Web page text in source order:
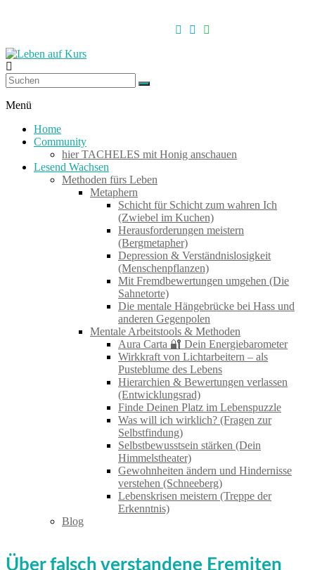
Leben
auf
Kurs
Werkzeuge
zum
Menü
Home
Community
hier TACHELES mit Honig anschauen
Lesend Wachsen
Methoden fürs Leben
Metaphern
Schicht für Schicht zum wahren Ich
(Zwiebel im Kuchen)
Herausforderungen meistern
(Bergmetapher)
Depression & Verständnislosigkeit
(Menschenpflanzen)
Mit Fremdbewertungen umgehen (Die
Sahnetorte)
Die mentale Hängebrücke bei Hass und
anderen Gegenpolen
Mentale Arbeitstools & Methoden
Aura Carta 🔐 Dein Energiebarometer
Wirkkraft von Lichtarbeitern – als
Pusteblume des Lebens
Hierarchien & Bewertungen verlassen
(Entwicklungsrad)
Finde Deinen Platz im Lebenspuzzle
Was will ich wirklich? (Fragen zur
Selbstfindung)
Selbstbewusstsein stärken (Dein
Himmelstheater)
Gewohnheiten ändern und Hindernisse
verstehen (Schneeberg)
Lebenskrisen meistern (Treppe der
Erkenntnis)
Blog
Über falsch verstandene Eremiten